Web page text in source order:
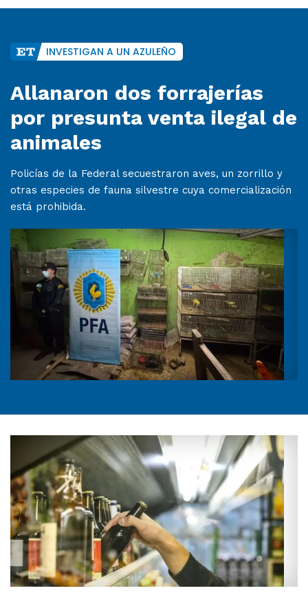
INVESTIGAN A UN AZULEÑO
Allanaron dos forrajerías
por presunta venta ilegal de
animales
Policías de la Federal secuestraron aves, un zorrillo y
otras especies de fauna silvestre cuya comercialización
está prohibida.